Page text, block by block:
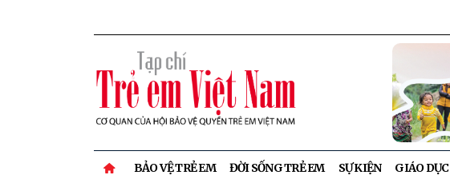
BẢO VỆ TRẺ EM ĐỜI SỐNG TRẺ EM SỰ KIỆN GIÁO DỤC